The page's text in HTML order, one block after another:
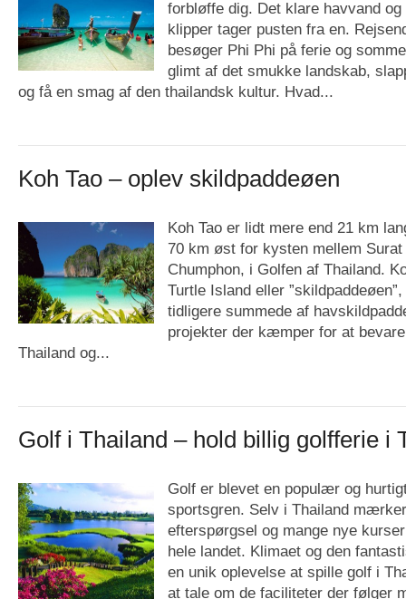
forbløffe dig. Det klare havvand og
klipper tager pusten fra en.
besøger Phi Phi på ferie og
glimt af det smukke landskab,
og få en smag af den thailandsk kultur. Hvad...
Koh Tao – oplev skildpaddeøen
Koh Tao er lidt mere end 21 km
70 km øst for kysten mellem Surat
Chumphon, i Golfen af Thailand.
Turtle Island eller
tidligere summede af
projekter der kæmper for at
Thailand og...
Golf i Thailand – hold billig golfferie i
Golf er blevet en populær og
sportsgren. Selv i Thailand
efterspørgsel og mange nye
hele landet. Klimaet og den
en unik oplevelse at spille golf i
at tale om de faciliteter der følger